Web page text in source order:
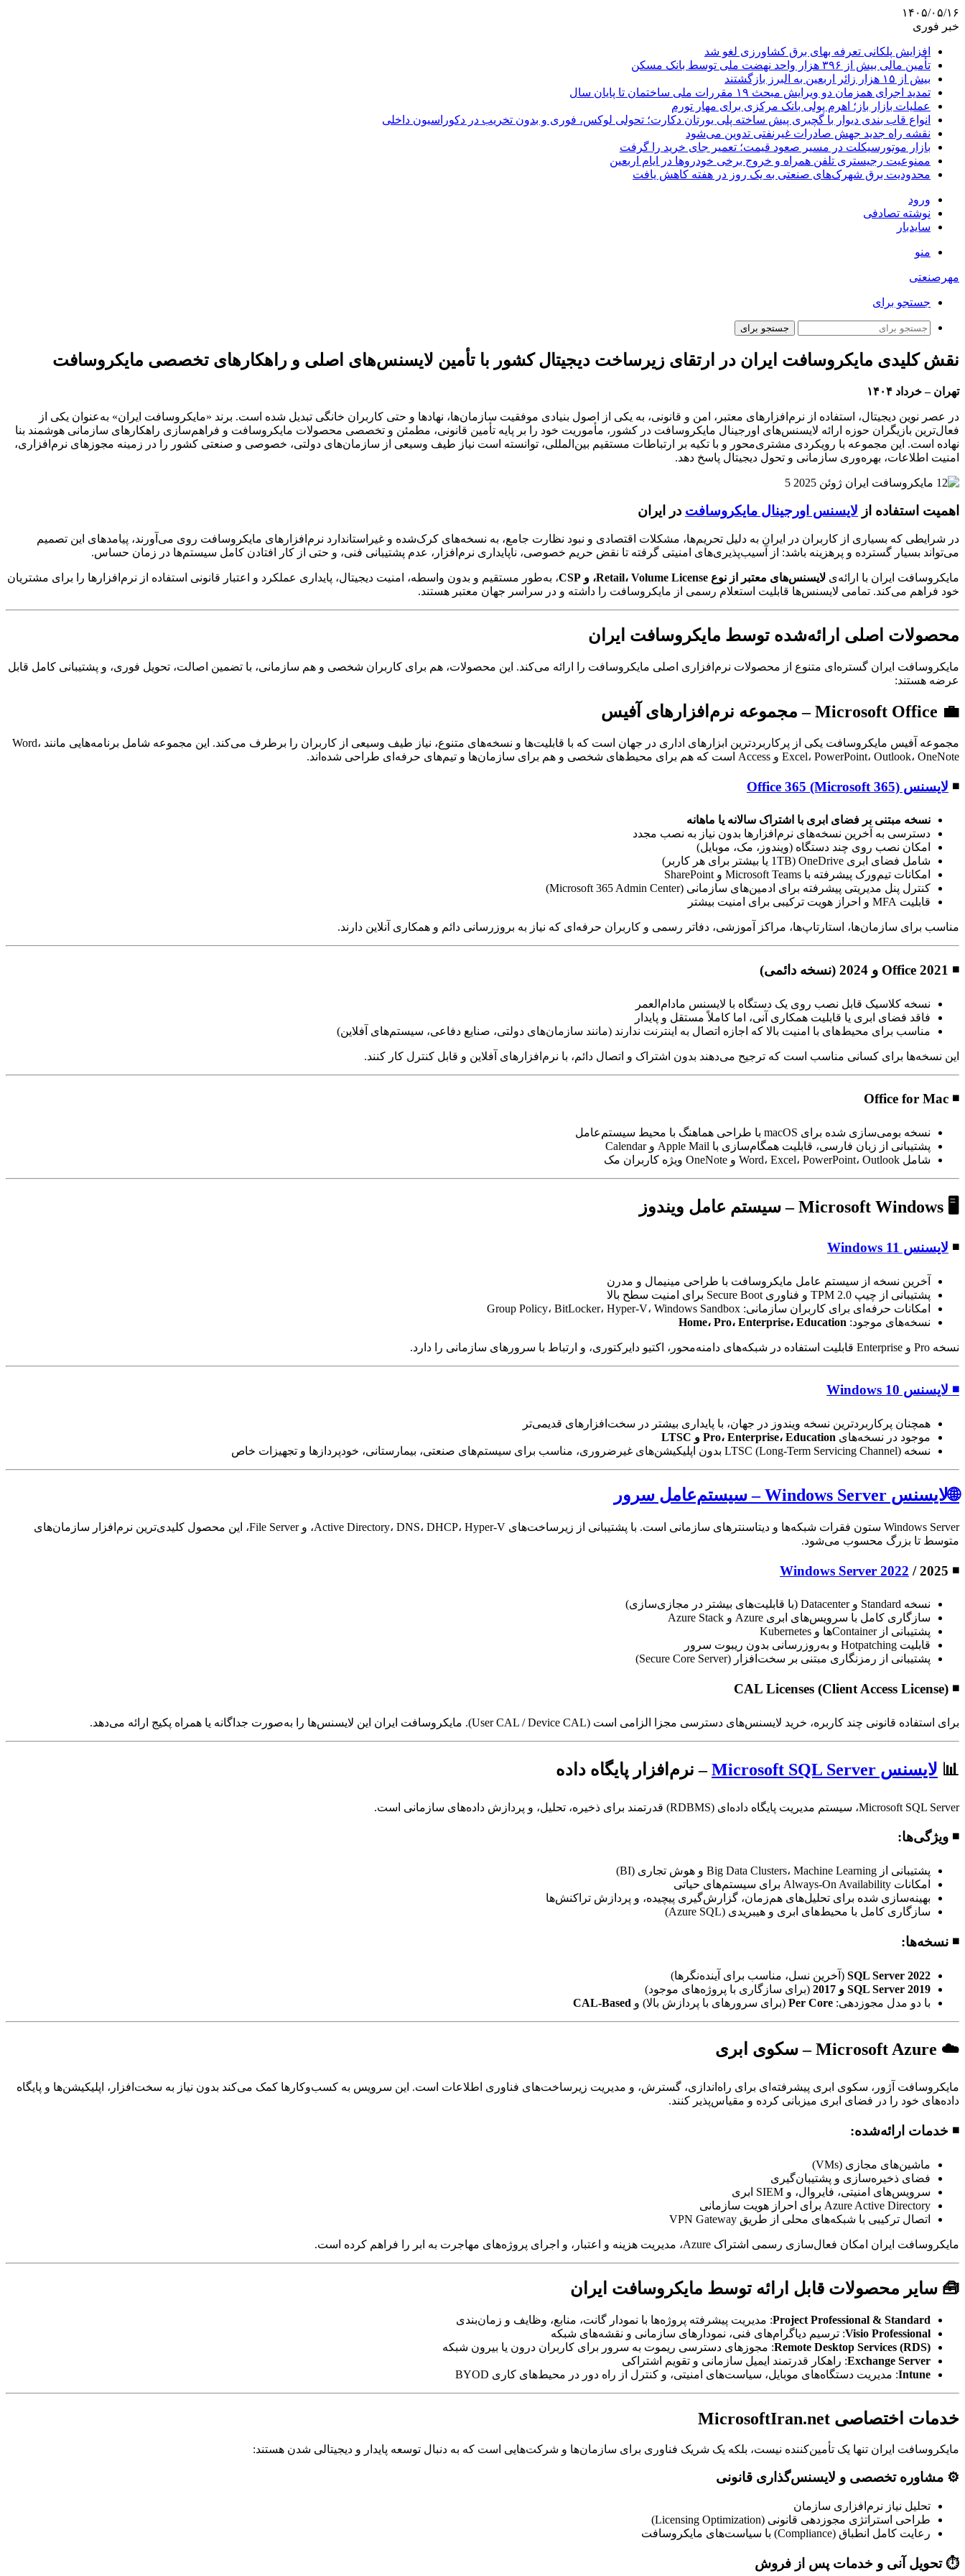
۱۴۰۵/۰۵/۱۶
خبر فوری
افزایش پلکانی تعرفه بهای برق کشاورزی لغو شد
تأمین مالی بیش از ۳۹۶ هزار واحد نهضت ملی توسط بانک مسکن
بیش از ۱۵ هزار زائر اربعین به البرز بازگشتند
تمدید اجرای همزمان دو ویرایش مبحث ۱۹ مقررات ملی ساختمان تا پایان سال
عملیات بازار باز؛ اهرم پولی بانک مرکزی برای مهار تورم
انواع قاب بندی دیوار با گچبری پیش ساخته پلی یورتان دکارت؛ تحولی لوکس، فوری و بدون تخریب در دکوراسیون داخلی
نقشه راه جدید جهش صادرات غیرنفتی تدوین می‌شود
بازار موتورسیکلت در مسیر صعود قیمت؛ تعمیر جای خرید را گرفت
ممنوعیت رجیستری تلفن همراه و خروج برخی خودروها در ایام اربعین
محدودیت برق شهرک‌های صنعتی به یک روز در هفته کاهش یافت
ورود
نوشته تصادفی
سایدبار
منو
مهرصنعتی
جستجو برای
جستجو برای
نقش کلیدی مایکروسافت ایران در ارتقای زیرساخت دیجیتال کشور با تأمین لایسنس‌های اصلی و راهکارهای تخصصی مایکروسافت
تهران – خرداد ۱۴۰۴
در عصر نوین دیجیتال، استفاده از نرم‌افزارهای معتبر، امن و قانونی، به یکی از اصول بنیادی موفقیت سازمان‌ها، نهادها و حتی کاربران خانگی تبدیل شده است. برند «مایکروسافت ایران» به‌عنوان یکی از
فعال‌ترین بازیگران حوزه ارائه لایسنس‌های اورجینال مایکروسافت در کشور، مأموریت خود را بر پایه تأمین قانونی، مطمئن و تخصصی محصولات مایکروسافت و فراهم‌سازی راهکارهای سازمانی هوشمند بنا
نهاده است. این مجموعه با رویکردی مشتری‌محور و با تکیه بر ارتباطات مستقیم بین‌المللی، توانسته است نیاز طیف وسیعی از سازمان‌های دولتی، خصوصی و صنعتی کشور را در زمینه مجوزهای نرم‌افزاری،
امنیت اطلاعات، بهره‌وری سازمانی و تحول دیجیتال پاسخ دهد.
اهمیت استفاده از لایسنس اورجینال مایکروسافت در ایران
در شرایطی که بسیاری از کاربران در ایران به دلیل تحریم‌ها، مشکلات اقتصادی و نبود نظارت جامع، به نسخه‌های کرک‌شده و غیراستاندارد نرم‌افزارهای مایکروسافت روی می‌آورند، پیامدهای این تصمیم
می‌تواند بسیار گسترده و پرهزینه باشد: از آسیب‌پذیری‌های امنیتی گرفته تا نقض حریم خصوصی، ناپایداری نرم‌افزار، عدم پشتیبانی فنی، و حتی از کار افتادن کامل سیستم‌ها در زمان حساس.
مایکروسافت ایران با ارائه‌ی لایسنس‌های معتبر از نوع Retail، Volume License، و CSP
، به‌طور مستقیم و بدون واسطه، امنیت دیجیتال، پایداری عملکرد و اعتبار قانونی استفاده از نرم‌افزارها را برای مشتریان
خود فراهم می‌کند. تمامی لایسنس‌ها قابلیت استعلام رسمی از مایکروسافت را داشته و در سراسر جهان معتبر هستند.
محصولات اصلی ارائه‌شده توسط مایکروسافت ایران
مایکروسافت ایران گستره‌ای متنوع از محصولات نرم‌افزاری اصلی مایکروسافت را ارائه می‌کند. این محصولات، هم برای کاربران شخصی و هم سازمانی، با تضمین اصالت، تحویل فوری، و پشتیبانی کامل قابل
عرضه هستند:
💼 Microsoft Office – مجموعه نرم‌افزارهای آفیس
مجموعه آفیس مایکروسافت یکی از پرکاربردترین ابزارهای اداری در جهان است که با قابلیت‌ها و نسخه‌های متنوع، نیاز طیف وسیعی از کاربران را برطرف می‌کند. این مجموعه شامل برنامه‌هایی مانند Word،
Excel، PowerPoint، Outlook، OneNote و Access است که هم برای محیط‌های شخصی و هم برای سازمان‌ها و تیم‌های حرفه‌ای طراحی شده‌اند.
◾ لایسنس Office 365 (Microsoft 365)
نسخه مبتنی بر فضای ابری با اشتراک سالانه یا ماهانه
دسترسی به آخرین نسخه‌های نرم‌افزارها بدون نیاز به نصب مجدد
امکان نصب روی چند دستگاه (ویندوز، مک، موبایل)
شامل فضای ابری OneDrive (1TB یا بیشتر برای هر کاربر)
امکانات تیم‌ورک پیشرفته با Microsoft Teams و SharePoint
کنترل پنل مدیریتی پیشرفته برای ادمین‌های سازمانی (Microsoft 365 Admin Center)
قابلیت MFA و احراز هویت ترکیبی برای امنیت بیشتر
مناسب برای سازمان‌ها، استارتاپ‌ها، مراکز آموزشی، دفاتر رسمی و کاربران حرفه‌ای که نیاز به بروزرسانی دائم و همکاری آنلاین دارند.
◾ Office 2021 و 2024 (نسخه دائمی)
نسخه کلاسیک قابل نصب روی یک دستگاه با لایسنس مادام‌العمر
فاقد فضای ابری یا قابلیت همکاری آنی، اما کاملاً مستقل و پایدار
مناسب برای محیط‌های با امنیت بالا که اجازه اتصال به اینترنت ندارند (مانند سازمان‌های دولتی، صنایع دفاعی، سیستم‌های آفلاین)
این نسخه‌ها برای کسانی مناسب است که ترجیح می‌دهند بدون اشتراک و اتصال دائم، با نرم‌افزارهای آفلاین و قابل کنترل کار کنند.
◾ Office for Mac
نسخه بومی‌سازی شده برای macOS با طراحی هماهنگ با محیط سیستم‌عامل
پشتیبانی از زبان فارسی، قابلیت همگام‌سازی با Apple Mail و Calendar
شامل Word، Excel، PowerPoint، Outlook و OneNote ویژه کاربران مک
🖥️ Microsoft Windows – سیستم عامل ویندوز
◾ لایسنس Windows 11
آخرین نسخه از سیستم عامل مایکروسافت با طراحی مینیمال و مدرن
پشتیبانی از چیپ TPM 2.0 و فناوری Secure Boot برای امنیت سطح بالا
امکانات حرفه‌ای برای کاربران سازمانی: Group Policy، BitLocker، Hyper-V، Windows Sandbox
نسخه‌های موجود: Home، Pro، Enterprise، Education
نسخه Pro و Enterprise قابلیت استفاده در شبکه‌های دامنه‌محور، اکتیو دایرکتوری، و ارتباط با سرورهای سازمانی را دارد.
◾ لایسنس Windows 10
همچنان پرکاربردترین نسخه ویندوز در جهان، با پایداری بیشتر در سخت‌افزارهای قدیمی‌تر
موجود در نسخه‌های Pro، Enterprise، Education و LTSC
نسخه LTSC (Long-Term Servicing Channel) بدون اپلیکیشن‌های غیرضروری، مناسب برای سیستم‌های صنعتی، بیمارستانی، خودپردازها و تجهیزات خاص
🌐لایسنس Windows Server – سیستم‌عامل سرور
Windows Server ستون فقرات شبکه‌ها و دیتاسنترهای سازمانی است. با پشتیبانی از زیرساخت‌های Active Directory، DNS، DHCP، Hyper-V، و File Server، این محصول کلیدی‌ترین نرم‌افزار سازمان‌های
متوسط تا بزرگ محسوب می‌شود.
◾
Windows Server 2022 / 2025
نسخه Standard و Datacenter (با قابلیت‌های بیشتر در مجازی‌سازی)
سازگاری کامل با سرویس‌های ابری Azure و Azure Stack
پشتیبانی از Containerها و Kubernetes
قابلیت Hotpatching و به‌روزرسانی بدون ریبوت سرور
پشتیبانی از رمزنگاری مبتنی بر سخت‌افزار (Secure Core Server)
◾ CAL Licenses (Client Access License)
برای استفاده قانونی چند کاربره، خرید لایسنس‌های دسترسی مجزا الزامی است (User CAL / Device CAL). مایکروسافت ایران این لایسنس‌ها را به‌صورت جداگانه یا همراه پکیج ارائه می‌دهد.
📊 لایسنس Microsoft SQL Server – نرم‌افزار پایگاه داده
Microsoft SQL Server، سیستم مدیریت پایگاه داده‌ای (RDBMS) قدرتمند برای ذخیره، تحلیل، و پردازش داده‌های سازمانی است.
◾ ویژگی‌ها:
پشتیبانی از Big Data Clusters، Machine Learning و هوش تجاری (BI)
امکانات Always-On Availability برای سیستم‌های حیاتی
بهینه‌سازی شده برای تحلیل‌های هم‌زمان، گزارش‌گیری پیچیده، و پردازش تراکنش‌ها
سازگاری کامل با محیط‌های ابری و هیبریدی (Azure SQL)
◾ نسخه‌ها:
SQL Server 2022 (آخرین نسل، مناسب برای آینده‌نگرها)
SQL Server 2019 و 2017
(برای سازگاری با پروژه‌های موجود)
با دو مدل مجوزدهی: Per Core (برای سرورهای با پردازش بالا) و CAL-Based
☁️ Microsoft Azure – سکوی ابری
مایکروسافت آژور، سکوی ابری پیشرفته‌ای برای راه‌اندازی، گسترش، و مدیریت زیرساخت‌های فناوری اطلاعات است. این سرویس به کسب‌وکارها کمک می‌کند بدون نیاز به سخت‌افزار، اپلیکیشن‌ها و پایگاه
داده‌های خود را در فضای ابری میزبانی کرده و مقیاس‌پذیر کنند.
◾ خدمات ارائه‌شده:
ماشین‌های مجازی (VMs)
فضای ذخیره‌سازی و پشتیبان‌گیری
سرویس‌های امنیتی، فایروال، و SIEM ابری
Azure Active Directory برای احراز هویت سازمانی
اتصال ترکیبی با شبکه‌های محلی از طریق VPN Gateway
مایکروسافت ایران امکان فعال‌سازی رسمی اشتراک Azure، مدیریت هزینه و اعتبار، و اجرای پروژه‌های مهاجرت به ابر را فراهم کرده است.
🧰 سایر محصولات قابل ارائه توسط مایکروسافت ایران
Project Professional & Standard: مدیریت پیشرفته پروژه‌ها با نمودار گانت، منابع، وظایف و زمان‌بندی
Visio Professional: ترسیم دیاگرام‌های فنی، نمودارهای سازمانی و نقشه‌های شبکه
Remote Desktop Services (RDS): مجوزهای دسترسی ریموت به سرور برای کاربران درون یا بیرون شبکه
Exchange Server: راهکار قدرتمند ایمیل سازمانی و تقویم اشتراکی
Intune: مدیریت دستگاه‌های موبایل، سیاست‌های امنیتی، و کنترل از راه دور در محیط‌های کاری BYOD
خدمات اختصاصی MicrosoftIran.net
مایکروسافت ایران تنها یک تأمین‌کننده نیست، بلکه یک شریک فناوری برای سازمان‌ها و شرکت‌هایی است که به دنبال توسعه پایدار و دیجیتالی شدن هستند:
⚙️ مشاوره تخصصی و لایسنس‌گذاری قانونی
تحلیل نیاز نرم‌افزاری سازمان
طراحی استراتژی مجوزدهی قانونی (Licensing Optimization)
رعایت کامل انطباق (Compliance) با سیاست‌های مایکروسافت
⏱ تحویل آنی و خدمات پس از فروش